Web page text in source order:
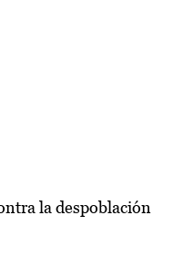
la despoblación